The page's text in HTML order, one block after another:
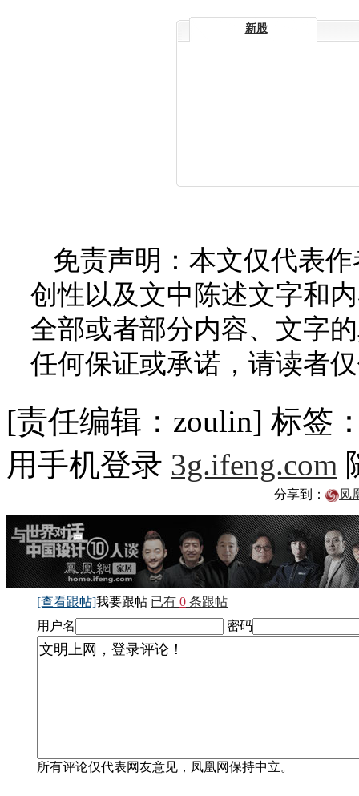
新股
免责声明：本文仅代表
创性以及文中陈述文字和
全部或者部分内容、文字
任何保证或承诺，请读者
[责任编辑：zoulin] 标签
用手机登录 3g.ifeng.com
分享到： 凤
[查看跟帖]我要跟帖 已有 0 条跟帖
用户名
密码
所有评论仅代表网友意见，凤凰网保持中立。